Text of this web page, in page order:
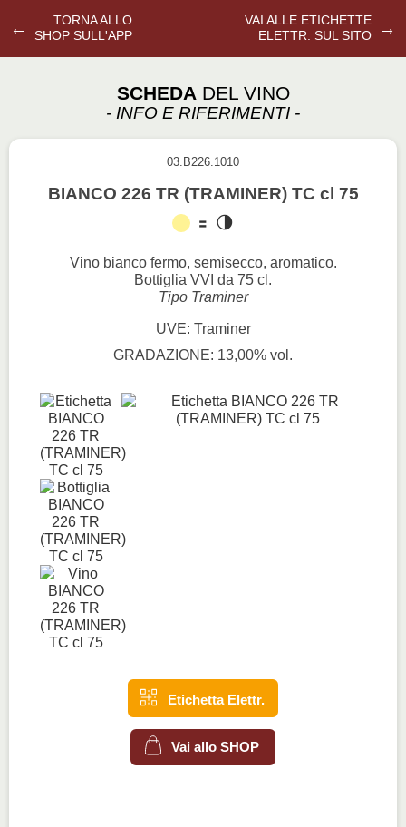
←
TORNA ALLO
SHOP SULL'APP
VAI ALLE ETICHETTE
ELETTR. SUL SITO
→
SCHEDA DEL VINO
- INFO E RIFERIMENTI -
03.B226.1010
BIANCO 226 TR (TRAMINER) TC cl 75
Vino bianco fermo, semisecco, aromatico.
Bottiglia VVI da 75 cl.
Tipo Traminer
UVE: Traminer
GRADAZIONE: 13,00% vol.
Etichetta Elettr.
Vai allo SHOP